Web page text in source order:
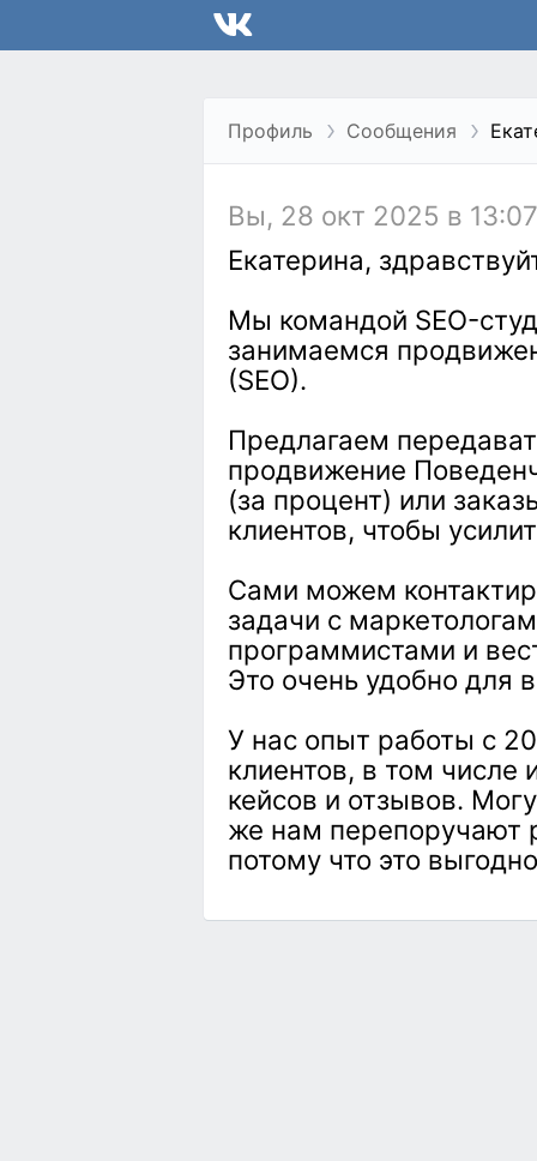
Профиль Сообщения
Вы, 28 окт 2025 в
Екатерина,
Мы командой SEO-
занимаемся
(SEO).
Предлагаем
продвижение
(за процент) или
клиентов, чтобы
Сами можем
задачи с
программистами и
Это очень удобно для
У нас опыт работы с
клиентов, в том
кейсов и отзывов.
же нам перепоручают
потому что это